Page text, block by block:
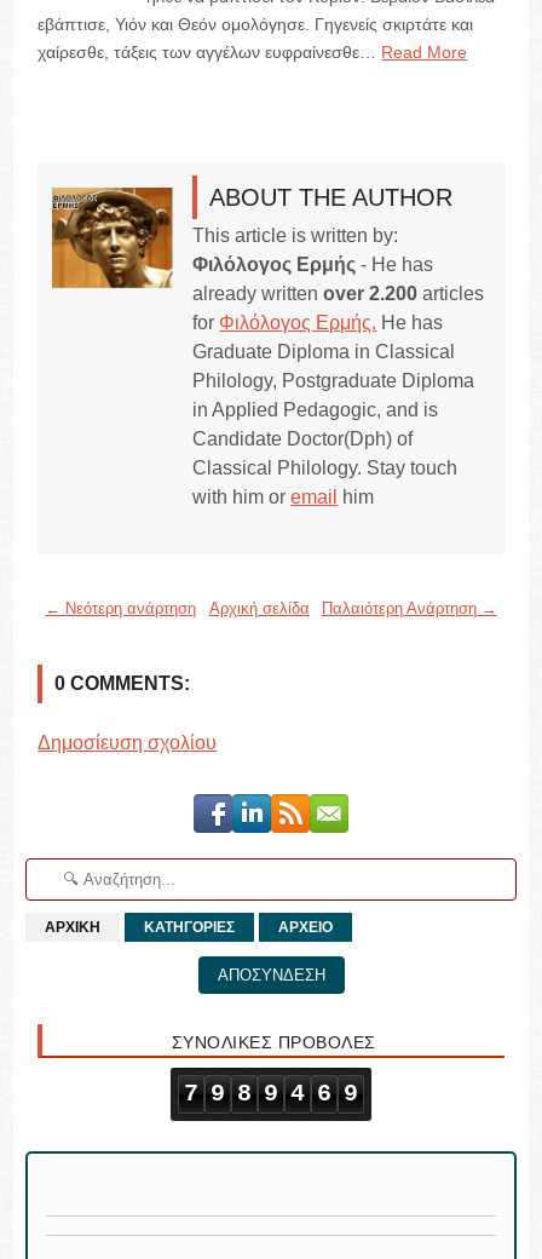
εβάπτισε, Υιόν και Θεόν ομολόγησε. Γηγενείς σκιρτάτε και
χαίρεσθε, τάξεις των αγγέλων ευφραίνεσθε…
Read More
ABOUT THE AUTHOR
This article is written by:
Φιλόλογος Ερμής - He has
already writtenover 2.200 articles
for Φιλόλογος Ερμής. He has
Graduate Diploma in Classical
Philology, Postgraduate Diploma
in Applied Pedagogic, and is
Candidate Doctor(Dph) of
Classical Philology. Stay touch
with him oremail him
← Νεότερη ανάρτηση Παλαιότερη Ανάρτηση →
Αρχική σελίδα
0 COMMENTS:
Δημοσίευση σχολίου
ΑΡΧΙΚΗ ΚΑΤΗΓΟΡΙΕΣ ΑΡΧΕΙΟ
ΑΠΟΣΥΝΔΕΣΗ
ΣΥΝΟΛΙΚΕΣ ΠΡΟΒΟΛΕΣ
7 9 8 9 4 6 9